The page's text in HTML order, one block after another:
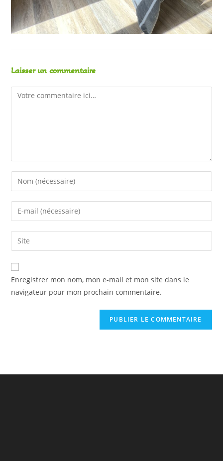
Laisser un commentaire
Enregistrer mon nom, mon e-mail et mon site dans le
navigateur pour mon prochain commentaire.